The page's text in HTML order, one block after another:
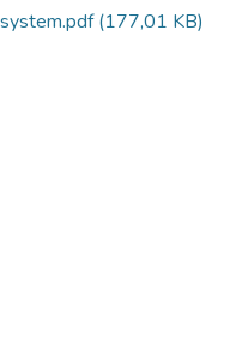
(177,01 KB)